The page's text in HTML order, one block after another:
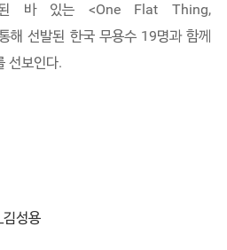
된 바 있는 <One Flat Thing,
해 선발된 한국 무용수 19명과 함께
선보인다.
김성용